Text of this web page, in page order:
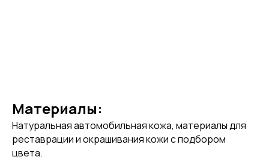
Материалы:
Натуральная автомобильная кожа, материалы для
реставрации и окрашивания кожи с подбором
цвета.